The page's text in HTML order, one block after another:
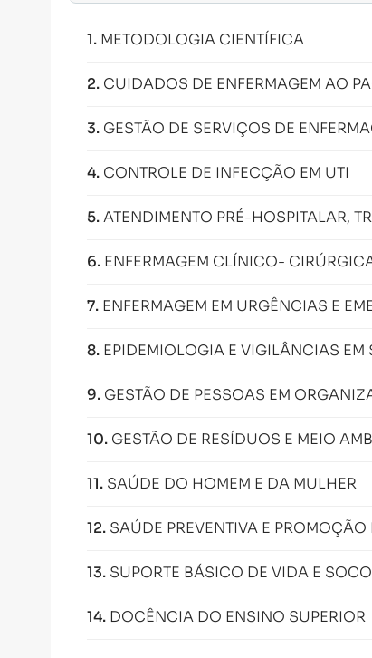
1. METODOLOGIA CIENTÍFICA
2. CUIDADOS DE ENFERMAGEM AO
3. GESTÃO DE SERVIÇOS DE
4. CONTROLE DE INFECÇÃO EM UTI
5.ATENDIMENTO PRÉ-HOSPITALAR,
6. ENFERMAGEM CLÍNICO-
7. ENFERMAGEM EM URGÊNCIAS E
8. EPIDEMIOLOGIA E VIGILÂNCIAS EM
9. GESTÃO DE PESSOAS EM
10. GESTÃO DE RESÍDUOS E MEIO
11. SAÚDE DO HOMEM E DA MULHER
12. SAÚDE PREVENTIVA E
13. SUPORTE BÁSICO DE VIDA E
14. DOCÊNCIA DO ENSINO SUPERIOR